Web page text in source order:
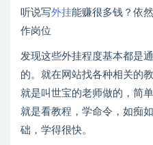
听说写外挂能赚很多钱？依
作岗位
发现这些外挂程度基本都是
的。就在网站找各种相关的
就是叫世宝的老师做的，简
就是看教程，学命令，如痴
础，学得很快。